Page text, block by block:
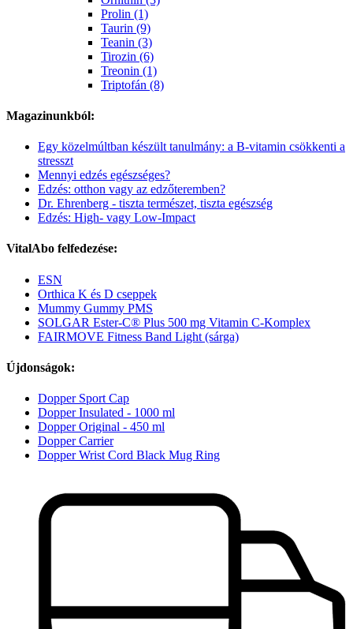
Prolin (1)
Taurin (9)
Teanin (3)
Tirozin (6)
Treonin (1)
Triptofán (8)
Magazinunkból:
Egy közelmúltban készült tanulmány: a B-vitamin csökkenti a
stresszt
Mennyi edzés egészséges?
Edzés: otthon vagy az edzőteremben?
Dr. Ehrenberg - tiszta természet, tiszta egészség
Edzés: High- vagy Low-Impact
VitalAbo felfedezése:
ESN
Orthica K és D cseppek
Mummy Gummy PMS
SOLGAR Ester-C® Plus 500 mg Vitamin C-Komplex
FAIRMOVE Fitness Band Light (sárga)
Újdonságok:
Dopper Sport Cap
Dopper Insulated - 1000 ml
Dopper Original - 450 ml
Dopper Carrier
Dopper Wrist Cord Black Mug Ring